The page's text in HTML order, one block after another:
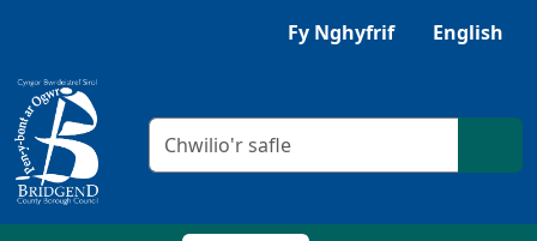
Gwrandewch gyda Browsealoud
Fy Nghyfrif English
Meini prawf chwilio